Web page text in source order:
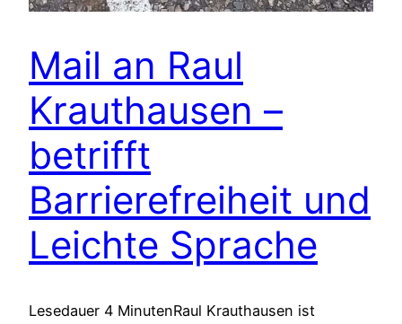
Mail an Raul
Krauthausen –
betrifft
Barrierefreiheit und
Leichte Sprache
Lesedauer 4 MinutenRaul Krauthausen ist